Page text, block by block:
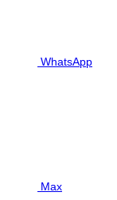
WhatsApp
Max